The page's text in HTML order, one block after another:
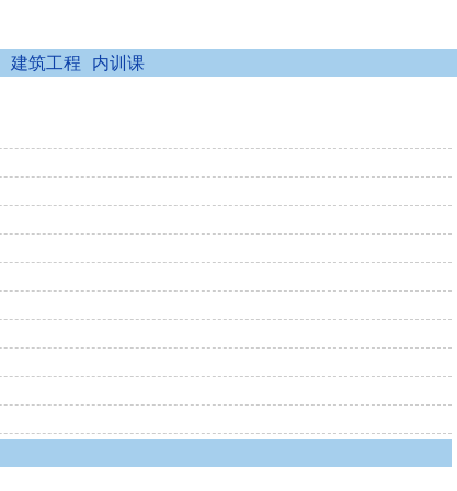
建筑工程 内训课